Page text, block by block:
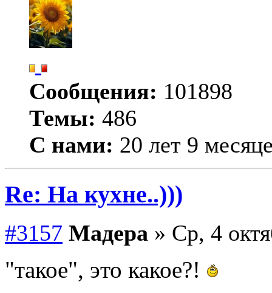
Сообщения: 101898
Темы: 486
С нами: 20 лет 9
Re: На кухне..)))
#3157 Мадера » Ср, 4
"такое", это какое?!